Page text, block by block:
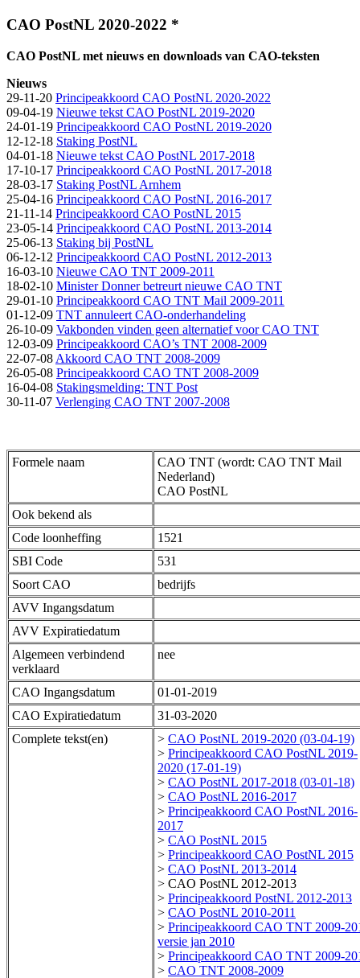
CAO PostNL 2020-2022 *
CAO PostNL met nieuws en downloads van CAO-teksten
Nieuws
29-11-20 Principeakkoord CAO PostNL 2020-2022
09-04-19 Nieuwe tekst CAO PostNL 2019-2020
24-01-19 Principeakkoord CAO PostNL 2019-2020
12-12-18 Staking PostNL
04-01-18 Nieuwe tekst CAO PostNL 2017-2018
17-10-17 Principeakkoord CAO PostNL 2017-2018
28-03-17 Staking PostNL Arnhem
25-04-16 Principeakkoord CAO PostNL 2016-2017
21-11-14 Principeakkoord CAO PostNL 2015
23-05-14 Principeakkoord CAO PostNL 2013-2014
25-06-13 Staking bij PostNL
06-12-12 Principeakkoord CAO PostNL 2012-2013
16-03-10 Nieuwe CAO TNT 2009-2011
18-02-10 Minister Donner betreurt nieuwe CAO TNT
29-01-10 Principeakkoord CAO TNT Mail 2009-2011
01-12-09 TNT annuleert CAO-onderhandeling
26-10-09 Vakbonden vinden geen alternatief voor CAO TNT
12-03-09 Principeakkoord CAO’s TNT 2008-2009
22-07-08 Akkoord CAO TNT 2008-2009
26-05-08 Principeakkoord CAO TNT 2008-2009
16-04-08 Stakingsmelding: TNT Post
30-11-07 Verlenging CAO TNT 2007-2008
Formele naam
CAO TNT (wordt: CAO TNT Mail
Nederland)
CAO PostNL
Ook bekend als
Code loonheffing
1521
SBI Code
531
Soort CAO
bedrijfs
AVV Ingangsdatum
AVV Expiratiedatum
Algemeen verbindend
verklaard
nee
CAO Ingangsdatum
01-01-2019
CAO Expiratiedatum
31-03-2020
Complete tekst(en)
> CAO PostNL 2019-2020 (03-04-19)
> Principeakkoord CAO PostNL 2019-
2020 (17-01-19)
> CAO PostNL 2017-2018 (03-01-18)
> CAO PostNL 2016-2017
> Principeakkoord CAO PostNL 2016-
2017
> CAO PostNL 2015
> Principeakkoord CAO PostNL 2015
> CAO PostNL 2013-2014
> CAO PostNL 2012-2013
> Principeakkoord PostNL 2012-2013
> CAO PostNL 2010-2011
> Principeakkoord CAO TNT 2009-
versie jan 2010
> Principeakkoord CAO TNT 2009-
> CAO TNT 2008-2009